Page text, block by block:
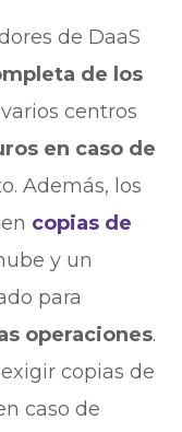
de DaaS
de los
centros
en caso de
Además, los
copias de
y un
para
operaciones.
copias de
caso de